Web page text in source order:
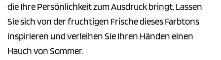
die Ihre Persönlichkeit zum Ausdruck bringt. Lassen
Sie sich von der fruchtigen Frische dieses Farbtons
inspirieren und verleihen Sie Ihren Händen einen
Hauch von Sommer.